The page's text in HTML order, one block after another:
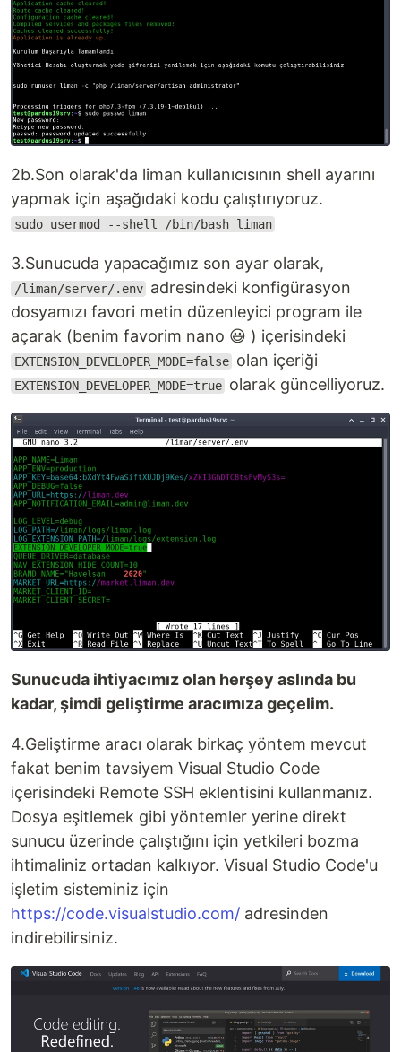
2b.Son olarak'da liman kullanıcısının shell ayarını
yapmak için aşağıdaki kodu çalıştırıyoruz.
sudo usermod --shell /bin/bash liman
3.Sunucuda yapacağımız son ayar olarak,
/liman/server/.env adresindeki konfigürasyon
dosyamızı favori metin düzenleyici program ile
açarak (benim favorim nano 😃 ) içerisindeki
EXTENSION_DEVELOPER_MODE=false olan içeriği
EXTENSION_DEVELOPER_MODE=true olarak güncelliyoruz.
Sunucuda ihtiyacımız olan herşey aslında bu
kadar, şimdi geliştirme aracımıza geçelim.
4.Geliştirme aracı olarak birkaç yöntem mevcut
fakat benim tavsiyem Visual Studio Code
içerisindeki Remote SSH eklentisini kullanmanız.
Dosya eşitlemek gibi yöntemler yerine direkt
sunucu üzerinde çalıştığını için yetkileri bozma
ihtimaliniz ortadan kalkıyor. Visual Studio Code'u
işletim sisteminiz için
https://code.visualstudio.com/ adresinden
indirebilirsiniz.